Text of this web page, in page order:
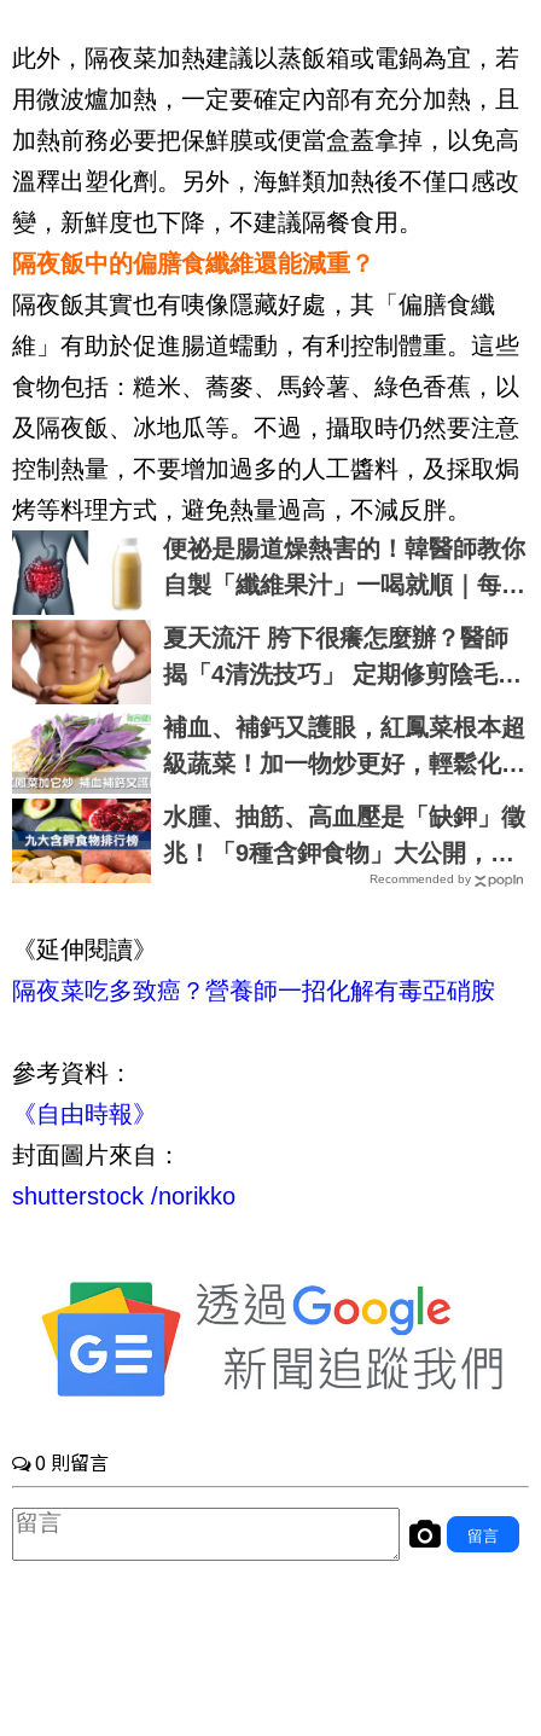
此外，隔夜菜加熱建議以蒸飯箱或電鍋為宜，若
用微波爐加熱，一定要確定內部有充分加熱，且
加熱前務必要把保鮮膜或便當盒蓋拿掉，以免高
溫釋出塑化劑。另外，海鮮類加熱後不僅口感改
變，新鮮度也下降，不建議隔餐食用。
隔夜飯中的偏膳食纖維還能減重？
隔夜飯其實也有咦像隱藏好處，其「偏膳食纖
維」有助於促進腸道蠕動，有利控制體重。這些
食物包括：糙米、蕎麥、馬鈴薯、綠色香蕉，以
及隔夜飯、冰地瓜等。不過，攝取時仍然要注意
控制熱量，不要增加過多的人工醬料，及採取焗
烤等料理方式，避免熱量過高，不減反胖。
便祕是腸道燥熱害的！韓醫師教你
自製「纖維果汁」一喝就順｜每日
健康 Health
夏天流汗 胯下很癢怎麼辦？醫師
揭「4清洗技巧」 定期修剪陰毛也
有幫助
補血、補鈣又護眼，紅鳳菜根本超
級蔬菜！加一物炒更好，輕鬆化解
寒涼｜每日健康 Health
水腫、抽筋、高血壓是「缺鉀」徵
兆！「9種含鉀食物」大公開，這
些比香蕉更補鉀｜每日健康 Healt
Recommended by
《延伸閱讀》
隔夜菜吃多致癌？營養師一招化解有毒亞硝胺
參考資料：
《自由時報》
封面圖片來自：
shutterstock /norikko